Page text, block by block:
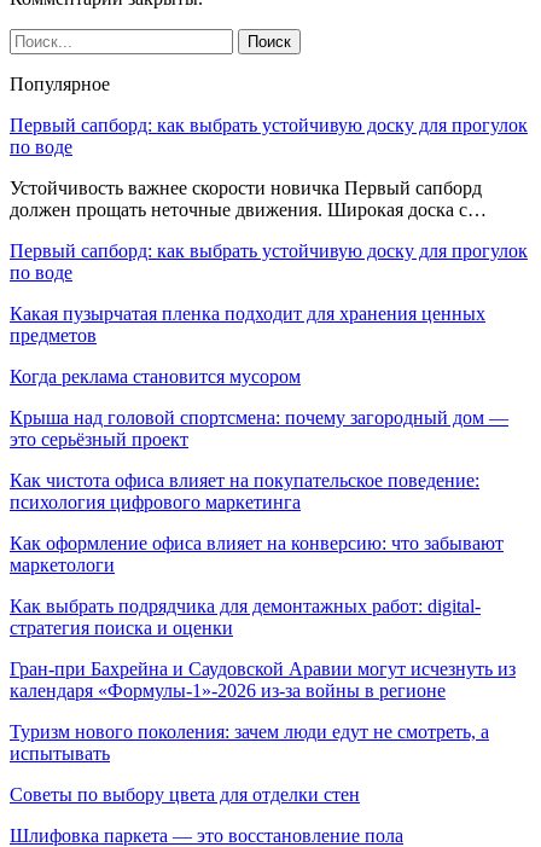
Популярное
Первый сапборд: как выбрать устойчивую доску для прогулок
по воде
Устойчивость важнее скорости новичка Первый сапборд
должен прощать неточные движения. Широкая доска с…
Первый сапборд: как выбрать устойчивую доску для прогулок
по воде
Какая пузырчатая пленка подходит для хранения ценных
предметов
Когда реклама становится мусором
Крыша над головой спортсмена: почему загородный дом —
это серьёзный проект
Как чистота офиса влияет на покупательское поведение:
психология цифрового маркетинга
Как оформление офиса влияет на конверсию: что забывают
маркетологи
Как выбрать подрядчика для демонтажных работ: digital-
стратегия поиска и оценки
Гран-при Бахрейна и Саудовской Аравии могут исчезнуть из
календаря «Формулы-1»-2026 из-за войны в регионе
Туризм нового поколения: зачем люди едут не смотреть, а
испытывать
Советы по выбору цвета для отделки стен
Шлифовка паркета — это восстановление пола